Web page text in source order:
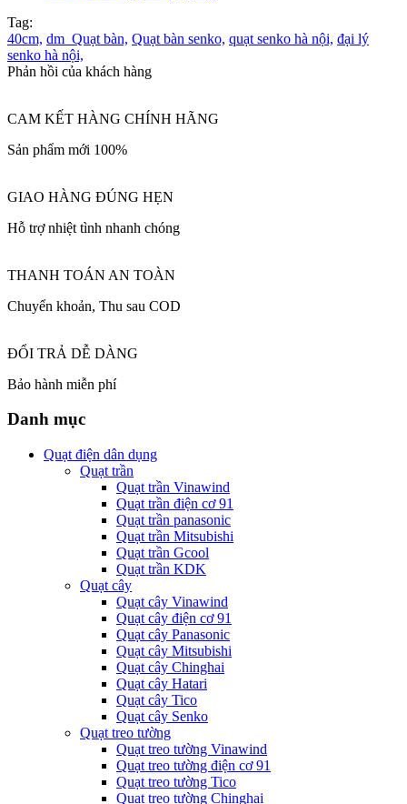
Tag:
40cm, dm_Quạt bàn, Quạt bàn senko, quạt senko hà nội, đại lý
senko hà nội,
Phản hồi của khách hàng
CAM KẾT HÀNG CHÍNH HÃNG
Sản phẩm mới 100%
GIAO HÀNG ĐÚNG HẸN
Hỗ trợ nhiệt tình nhanh chóng
THANH TOÁN AN TOÀN
Chuyển khoản, Thu sau COD
ĐỔI TRẢ DỄ DÀNG
Bảo hành miễn phí
Danh mục
Quạt điện dân dụng
Quạt trần
Quạt trần Vinawind
Quạt trần điện cơ 91
Quạt trần panasonic
Quạt trần Mitsubishi
Quạt trần Gcool
Quạt trần KDK
Quạt cây
Quạt cây Vinawind
Quạt cây điện cơ 91
Quạt cây Panasonic
Quạt cây Mitsubishi
Quạt cây Chinghai
Quạt cây Hatari
Quạt cây Tico
Quạt cây Senko
Quạt treo tường
Quạt treo tường Vinawind
Quạt treo tường điện cơ 91
Quạt treo tường Tico
Quạt treo tường Chinghai